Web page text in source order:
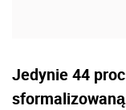
Jedynie 44